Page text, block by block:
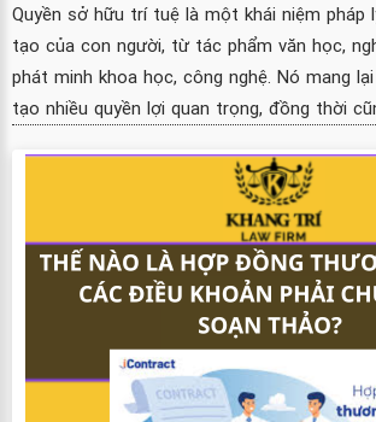
Quyền sở hữu trí tuệ là một khái niệm pháp
tạo của con người, từ tác phẩm văn học,
phát minh khoa học, công nghệ. Nó mang
tạo nhiều quyền lợi quan trọng, đồng thời